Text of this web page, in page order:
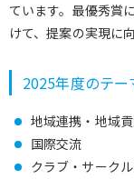
ています。最優秀賞
けて、提案の実現に
2025年度のテー
地域連携・地域
国際交流
クラブ・サーク